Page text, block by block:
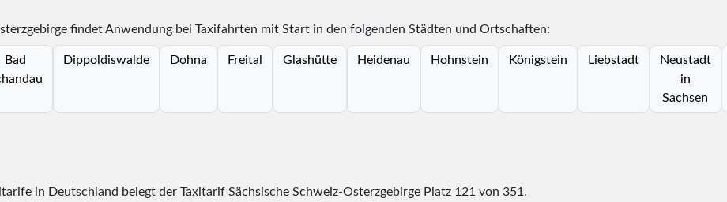
findet Anwendung bei Taxifahrten mit Start in den folgenden Städten und Ortschaften:
Bad
Dippoldiswalde Dohna Freital Glashütte Heidenau Hohnstein Königstein Liebstadt
Neustadt
in
Sachsen
in Deutschland belegt der Taxitarif Sächsische Schweiz-Osterzgebirge Platz 121 von 351 .